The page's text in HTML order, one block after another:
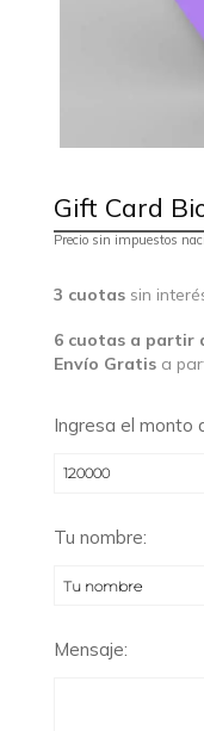
Gift Card
Precio sin impuestos
3 cuotas sin
6 cuotas a partir
Envío Gratis a
Ingresa el monto
Tu nombre:
Mensaje: